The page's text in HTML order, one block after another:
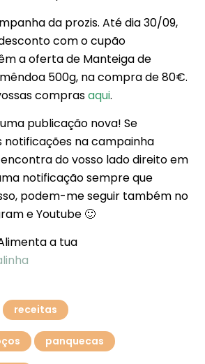
da prozis. Até dia 30/09,
com o cupão
a oferta de Manteiga de
500g, na compra de 80€.
comprasaqui.
publicação nova! Se
notificações na campainha
do vosso lado direito em
notificação sempre que
podem-me seguir também no
e Youtube 🙂
a tua
receitas
panquecas